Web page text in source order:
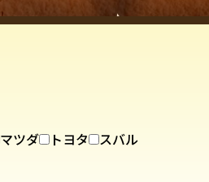
マツダ トヨタ
スバル